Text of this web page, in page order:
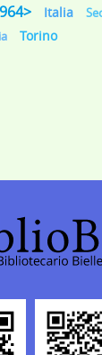
Italia
Torino